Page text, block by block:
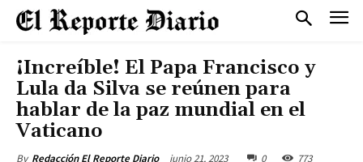
¡Increíble! El Papa Francisco y
Lula da Silva se reúnen para
hablar de la paz mundial en el
Vaticano
By Redacción El Reporte Diario junio 21, 2023 0 773